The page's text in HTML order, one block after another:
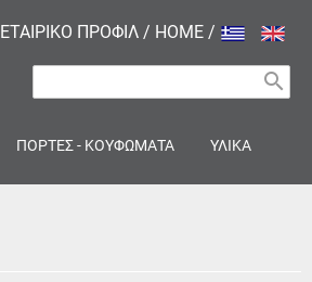
ΕΤΑΙΡΙΚΟ ΠΡΟΦΙΛ / HOME /
search
ΠΟΡΤΕΣ - ΚΟΥΦΩΜΑΤΑ ΥΛΙΚΑ